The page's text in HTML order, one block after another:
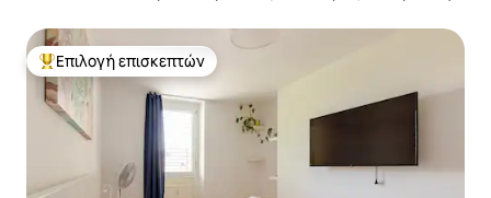
Κορυφαία επιλογή επισκεπτών
Επιλογή επισκεπτών